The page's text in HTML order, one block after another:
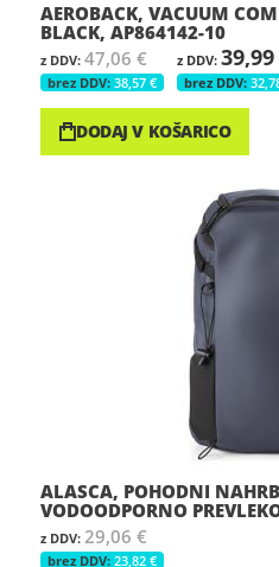
AEROBACK, VACUUM
BLACK, AP864142-10
47,06 €
38,57 €
DODAJ V KOŠARICO
ALASCA, POHODNI
VODOODPORNO
29,06 €
23,82 €